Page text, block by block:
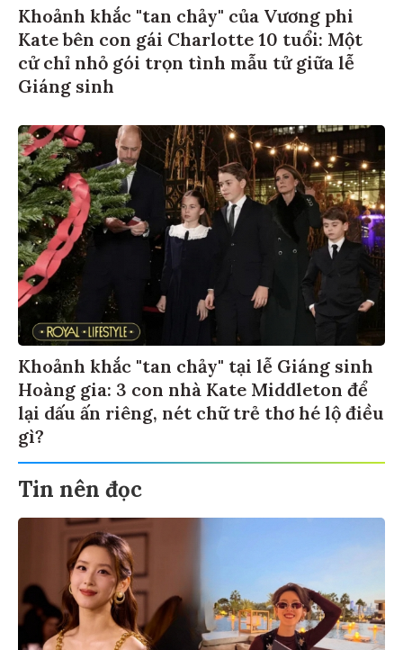
Khoảnh khắc "tan chảy" của Vương phi
Kate bên con gái Charlotte 10 tuổi: Một
cử chỉ nhỏ gói trọn tình mẫu tử giữa lễ
Giáng sinh
Khoảnh khắc "tan chảy" tại lễ Giáng sinh
Hoàng gia: 3 con nhà Kate Middleton để
lại dấu ấn riêng, nét chữ trẻ thơ hé lộ điều
gì?
Tin nên đọc